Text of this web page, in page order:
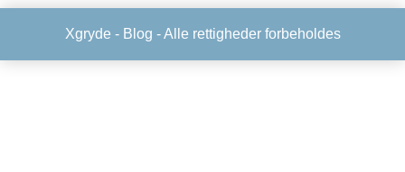
Xgryde - Blog - Alle rettigheder forbeholdes